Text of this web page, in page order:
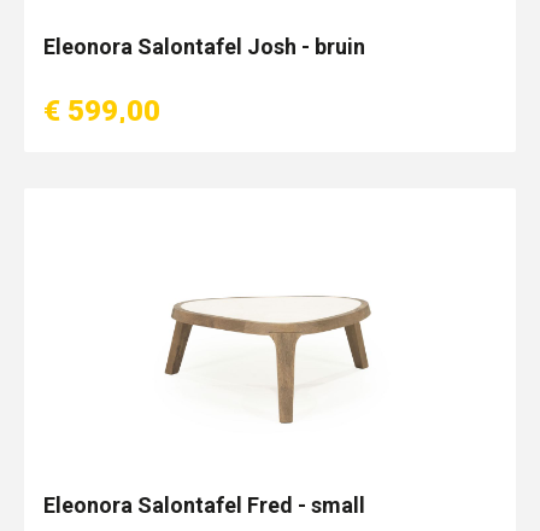
Eleonora Salontafel Josh - bruin
€ 599,00
Eleonora Salontafel Fred - small